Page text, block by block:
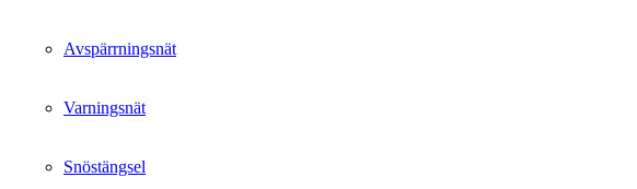
Avspärrningsnät
Varningsnät
Snöstängsel